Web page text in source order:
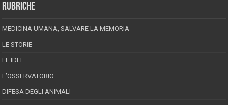
RUBRICHE
MEDICINA UMANA, SALVARE LA MEMORIA
LE STORIE
LE IDEE
L’OSSERVATORIO
DIFESA DEGLI ANIMALI